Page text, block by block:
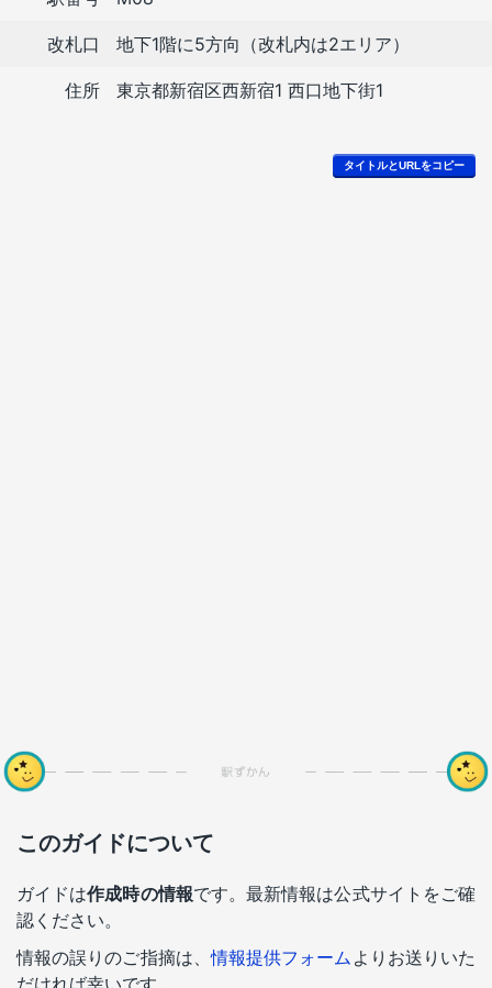
改札口 地下1階に5方向（改札内は2エリア）
住所 東京都新宿区西新宿1 西口地下街1
タイトルとURLをコピー
このガイドについて
ガイドは作成時の情報です。最新情報は公式サイトをご確
認ください。
情報の誤りのご指摘は、情報提供フォーム よりお送りいた